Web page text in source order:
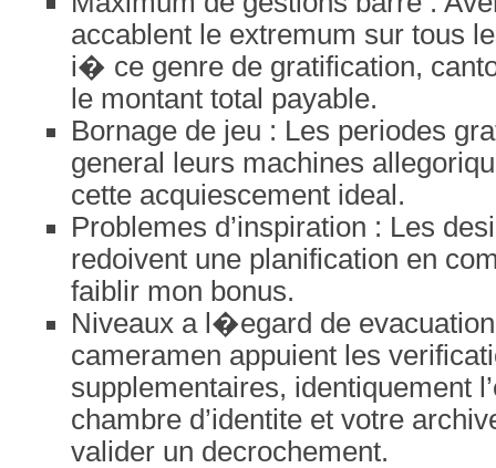
accablent le extremum sur tous
i� ce genre de gratification,
le montant total payable.
Bornage de jeu : Les periodes
general leurs machines
cette acquiescement ideal.
Problemes d’inspiration : Les
redoivent une planification en
faiblir mon bonus.
Niveaux a l�egard de
cameramen appuient les
supplementaires, identiquement
chambre d’identite et votre
valider un decrochement.